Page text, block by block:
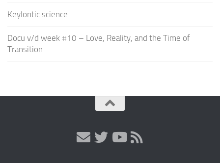
Keylontic science
Docu v/d week #10 – Love, Reality, and the Time of
Transition